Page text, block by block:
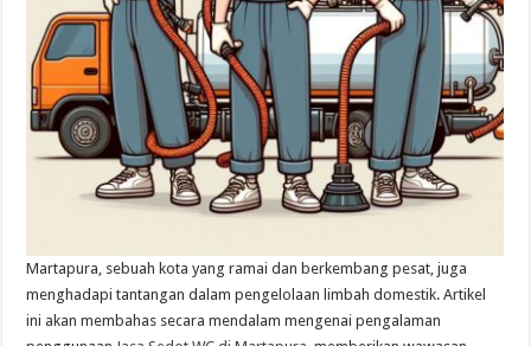
Martapura, sebuah kota yang ramai dan berkembang pesat, juga
menghadapi tantangan dalam pengelolaan limbah domestik. Artikel
ini akan membahas secara mendalam mengenai pengalaman